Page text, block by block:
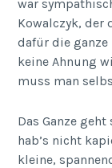
war
Kowalczyk, der
dafür die
keine Ahnung
muss man
Das Ganze
hab’s nicht
kleine,